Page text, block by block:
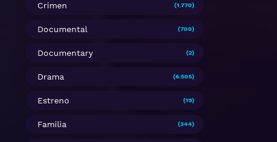
Crimen (1.770)
Documental (700)
Documentary (2)
Drama (6.505)
Estreno (19)
Familia (344)